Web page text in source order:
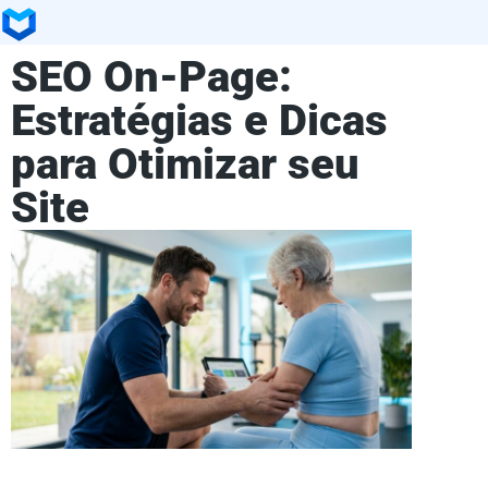
SEO On-Page:
Estratégias e Dicas
para Otimizar seu
Site